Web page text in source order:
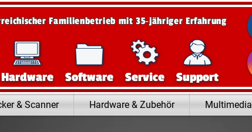
Familienbetrieb mit 35‑jähriger Erfahrung
Hardware Software Service Support
& Scanner Hardware & Zubehör Multimedia